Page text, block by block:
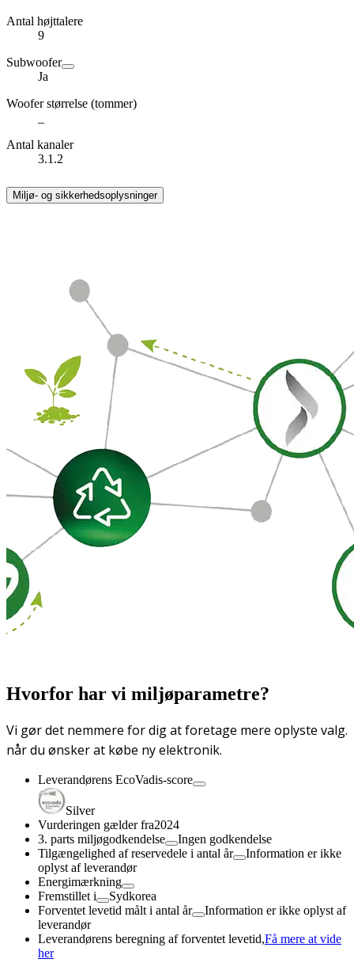
Antal højttalere
9
Subwoofer
Ja
Woofer størrelse (tommer)
Antal kanaler
3.1.2
Miljø- og sikkerhedsoplysninger
Hvorfor har vi miljøparametre?
Vi gør det nemmere for dig at foretage mere oplyste valg.
når du ønsker at købe ny elektronik.
Leverandørens EcoVadis-score
Silver
Vurderingen gælder fra2024
3. parts miljøgodkendelse
Ingen godkendelse
Tilgængelighed af reservedele i antal år
Information er ikke
oplyst af leverandør
Energimærkning
Fremstillet i
Sydkorea
Forventet levetid målt i antal år
Information er ikke oplyst af
leverandør
Leverandørens beregning af forventet levetid,Få mere at vide
her